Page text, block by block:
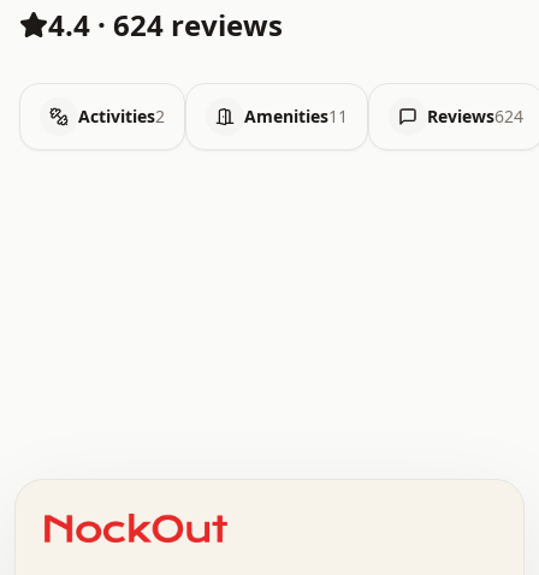
4.4 · 624 reviews
Activities2 Amenities11 Reviews624
+   .   .   .   .   .   .   .   .   .   +   .   .